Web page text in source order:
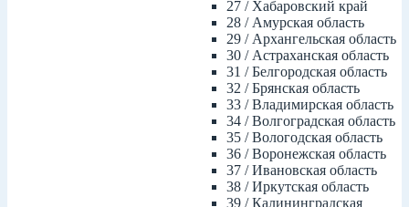
27 / Хабаровский край
28 / Амурская область
29 / Архангельская область
30 / Астраханская область
31 / Белгородская область
32 / Брянская область
33 / Владимирская область
34 / Волгоградская область
35 / Вологодская область
36 / Воронежская область
37 / Ивановская область
38 / Иркутская область
39 / Калининградская